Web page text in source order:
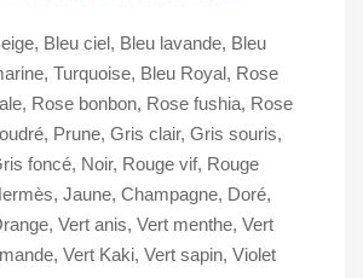
Bleu ciel, Bleu lavande, Bleu
Turquoise, Bleu Royal, Rose
Rose bonbon, Rose fushia, Rose
Prune, Gris clair, Gris souris,
foncé, Noir, Rouge vif, Rouge
Jaune, Champagne, Doré,
Vert anis, Vert menthe, Vert
Vert Kaki, Vert sapin, Violet